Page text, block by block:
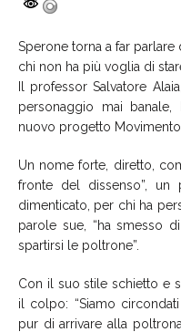
Sperone torna a far
chi non ha più voglia di
Il professor Salvatore
personaggio mai
nuovo progetto
Un nome forte, diretto,
fronte del dissenso”,
dimenticato, per chi ha
parole sue, “ha smesso
spartirsi le poltrone”.
Con il suo stile schietto e
il colpo: “Siamo
pur di arrivare alla